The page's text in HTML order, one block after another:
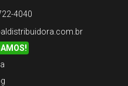
4040